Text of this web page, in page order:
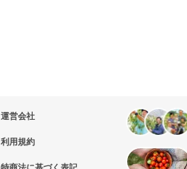
運営会社
利用規約